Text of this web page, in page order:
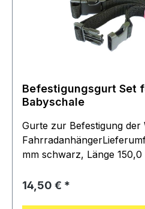
Befestigungsgurt Set
Babyschale
Gurte zur Befestigung der
mm schwarz, Länge 150,0
Regulärer Preis:
14,50 €